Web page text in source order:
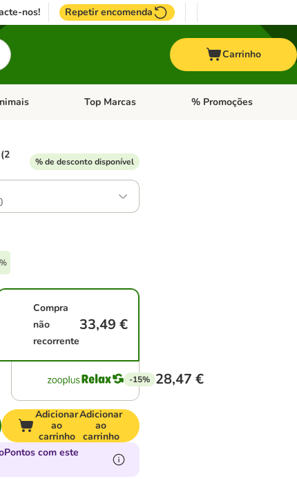
nos! Repetir encomenda
Carrinho
de categoria: PássarosAbrir menu de categoria: Outros animais
Top Marcas Abrir menu de categoria:
% Promoções
% de desconto disponível
Compra
não
recorrente
33,49 €
-15% 28,47 €
Adicionar
ao
carrinho
Adicionar
ao
carrinho
com este